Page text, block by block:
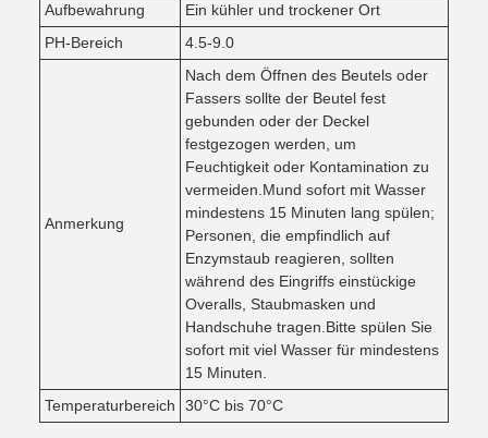
Aufbewahrung
Ein kühler und trockener Ort
PH-Bereich
4.5-9.0
Anmerkung
Nach dem Öffnen des Beutels oder
Fassers sollte der Beutel fest
gebunden oder der Deckel
festgezogen werden, um
Feuchtigkeit oder Kontamination zu
vermeiden.Mund sofort mit Wasser
mindestens 15 Minuten lang spülen;
Personen, die empfindlich auf
Enzymstaub reagieren, sollten
während des Eingriffs einstückige
Overalls, Staubmasken und
Handschuhe tragen.Bitte spülen Sie
sofort mit viel Wasser für mindestens
15 Minuten.
Temperaturbereich
30°C bis 70°C